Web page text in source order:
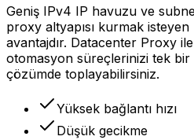
Geniş IPv4 IP havuzu ve
proxy altyapısı kurmak
avantajdır. Datacenter Proxy
otomasyon süreçlerinizi tek bir
çözümde toplayabilirsiniz.
Yüksek bağlantı hızı
Düşük gecikme